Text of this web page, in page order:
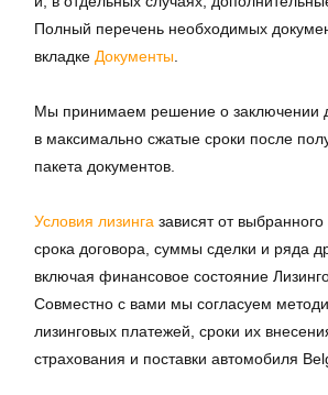
Полный перечень необходимых
вкладке Документы
Мы принимаем решение о заключении
в максимально сжатые сроки после
пакета документов.
Условия лизинга зависят от выбранного
срока договора, суммы сделки и ряда
включая финансовое состояние
Совместно с вами мы согласуем
лизинговых платежей, сроки их
страхования и поставки автомобиля